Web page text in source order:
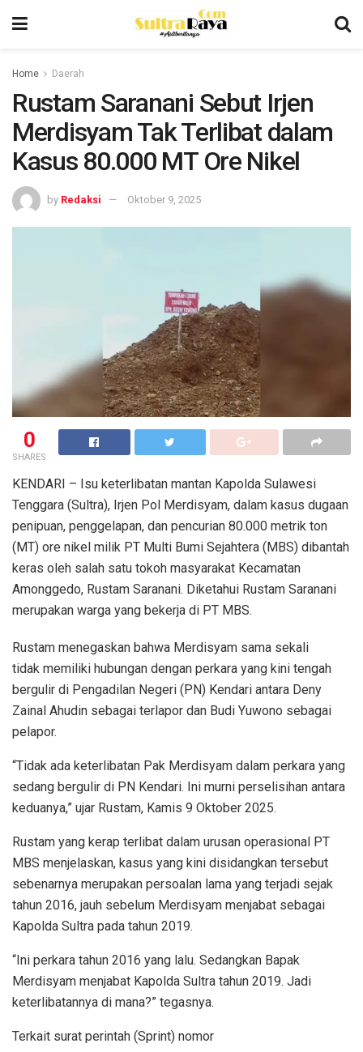
Home Daerah
Rustam Saranani Sebut Irjen
Merdisyam Tak Terlibat dalam
Kasus 80.000 MT Ore Nikel
by Redaksi Oktober 9, 2025
0
SHARES
KENDARI – Isu keterlibatan mantan Kapolda Sulawesi
Tenggara (Sultra), Irjen Pol Merdisyam, dalam kasus dugaan
penipuan, penggelapan, dan pencurian 80.000 metrik ton
(MT) ore nikel milik PT Multi Bumi Sejahtera (MBS) dibantah
keras oleh salah satu tokoh masyarakat Kecamatan
Amonggedo, Rustam Saranani. Diketahui Rustam Saranani
merupakan warga yang bekerja di PT MBS.
Rustam menegaskan bahwa Merdisyam sama sekali
tidak memiliki hubungan dengan perkara yang kini tengah
bergulir di Pengadilan Negeri (PN) Kendari antara Deny
Zainal Ahudin sebagai terlapor dan Budi Yuwono sebagai
pelapor.
“Tidak ada keterlibatan Pak Merdisyam dalam perkara yang
sedang bergulir di PN Kendari. Ini murni perselisihan antara
keduanya,” ujar Rustam, Kamis 9 Oktober 2025.
Rustam yang kerap terlibat dalam urusan operasional PT
MBS menjelaskan, kasus yang kini disidangkan tersebut
sebenarnya merupakan persoalan lama yang terjadi sejak
tahun 2016, jauh sebelum Merdisyam menjabat sebagai
Kapolda Sultra pada tahun 2019.
“Ini perkara tahun 2016 yang lalu. Sedangkan Bapak
Merdisyam menjabat Kapolda Sultra tahun 2019. Jadi
keterlibatannya di mana?” tegasnya.
Terkait surat perintah (Sprint) nomor